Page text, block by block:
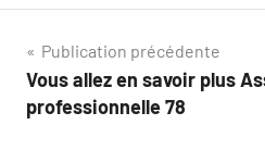
Navigation
de
Publication précédente
Vous allez en savoir plus
professionnelle 78